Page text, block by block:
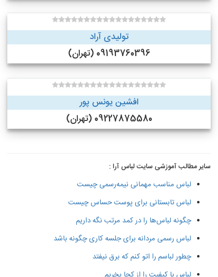
تولیدی آراد
09193760396 (تهران)
افشین یونس پور
09227875580 (تهران)
سایر مطالب آموزشی سایت لباس آرا :
لباس مناسب مهمانی نیمه‌رسمی چیست
لباس تابستانی برای پوست حساس چیست
چگونه لباس‌ها را در کمد مرتب نگه داریم
لباس رسمی مردانه برای جلسه کاری چگونه باشد
چطور لباسم را اتو کنم که برق نیفتد